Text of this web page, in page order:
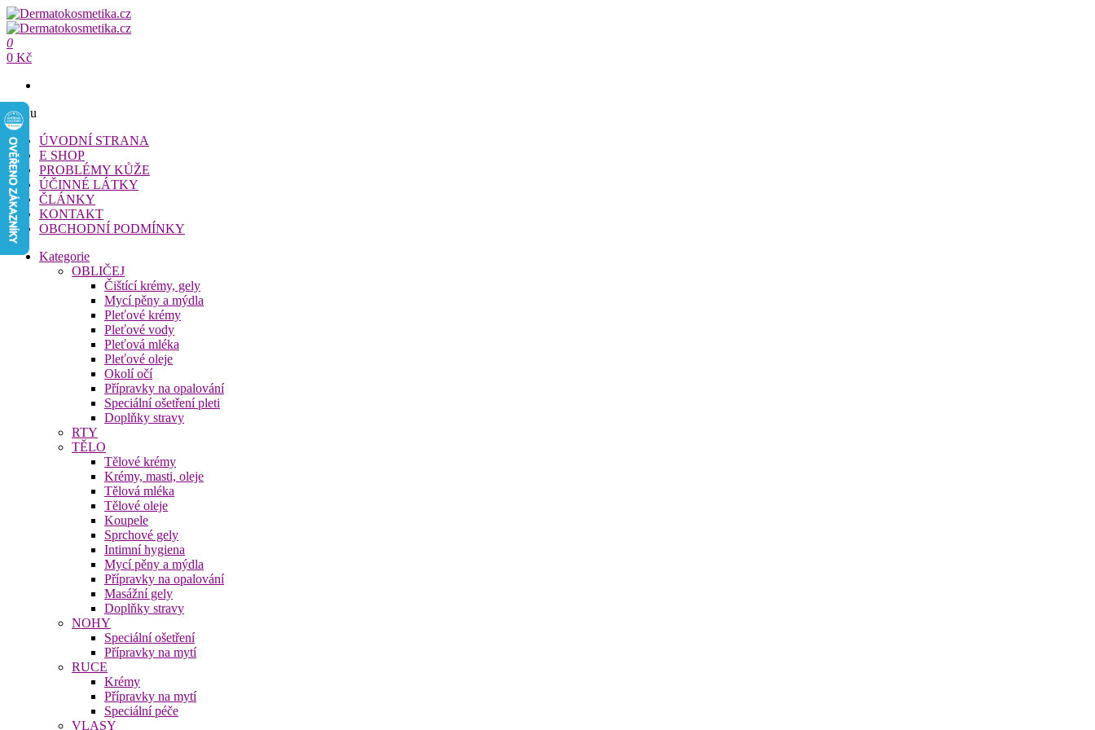
Přeskočit
na
obsah
Dermatokosmetika.cz
Dermatokosmetika.cz
0
0 Kč
Menu
ÚVODNÍ STRANA
E SHOP
PROBLÉMY KŮŽE
ÚČINNÉ LÁTKY
ČLÁNKY
KONTAKT
OBCHODNÍ PODMÍNKY
Kategorie
OBLIČEJ
Čištící krémy, gely
Mycí pěny a mýdla
Pleťové krémy
Pleťové vody
Pleťová mléka
Pleťové oleje
Okolí očí
Přípravky na opalování
Speciální ošetření pleti
Doplňky stravy
RTY
TĚLO
Tělové krémy
Krémy, masti, oleje
Tělová mléka
Tělové oleje
Koupele
Sprchové gely
Intimní hygiena
Mycí pěny a mýdla
Přípravky na opalování
Masážní gely
Doplňky stravy
NOHY
Speciální ošetření
Přípravky na mytí
RUCE
Krémy
Přípravky na mytí
Speciální péče
VLASY